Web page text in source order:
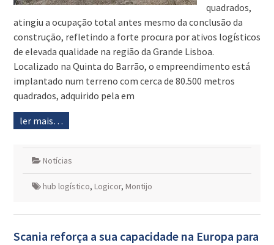
quadrados,
atingiu a ocupação total antes mesmo da conclusão da
construção, refletindo a forte procura por ativos logísticos
de elevada qualidade na região da Grande Lisboa.
Localizado na Quinta do Barrão, o empreendimento está
implantado num terreno com cerca de 80.500 metros
quadrados, adquirido pela em
ler mais…
Notícias
hub logístico, Logicor, Montijo
Scania reforça a sua capacidade na Europa para